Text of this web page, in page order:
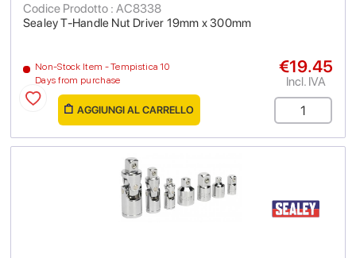
Sealey T-Handle Nut Driver 19mm x 300mm
Codice Prodotto : AC8338
Non-Stock Item - Tempistica 10
Days from purchase
€19.45
Incl. IVA
AGGIUNGI AL CARRELLO